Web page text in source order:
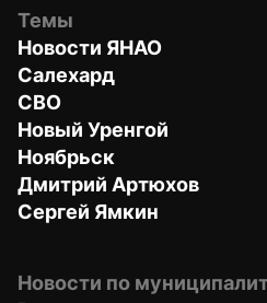
Темы
Новости ЯНАО
Салехард
СВО
Новый Уренгой
Ноябрьск
Дмитрий Артюхов
Сергей Ямкин
Новости по